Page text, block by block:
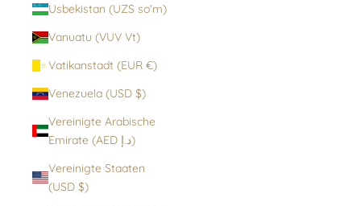
Usbekistan (UZS so'm)
Vanuatu (VUV Vt)
Vatikanstadt (EUR €)
Venezuela (USD $)
Vereinigte Arabische
Emirate (AED د.إ)
Vereinigte Staaten
(USD $)